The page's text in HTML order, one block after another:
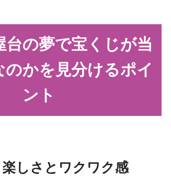
台の夢で宝くじが当
のかを見分けるポイ
ント
しさとワクワク感